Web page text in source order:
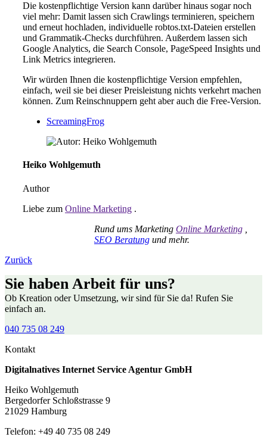
Die kostenpflichtige Version kann darüber hinaus sogar noch
viel mehr: Damit lassen sich Crawlings terminieren, speichern
und erneut hochladen, individuelle robtos.txt-Dateien erstellen
und Grammatik-Checks durchführen. Außerdem lassen sich
Google Analytics, die Search Console, PageSpeed Insights und
Link Metrics integrieren.
Wir würden Ihnen die kostenpflichtige Version empfehlen,
einfach, weil sie bei dieser Preisleistung nichts verkehrt machen
können. Zum Reinschnuppern geht aber auch die Free-Version.
ScreamingFrog
Heiko Wohlgemuth
Author
Liebe zum Online Marketing .
Rund ums Marketing Online Marketing
SEO Beratung und mehr.
Zurück
Sie haben Arbeit für uns?
Ob Kreation oder Umsetzung, wir sind für Sie da! Rufen Sie
einfach an.
040 735 08 249
Kontakt
Digitalnatives Internet Service Agentur GmbH
Heiko Wohlgemuth
Bergedorfer Schloßstrasse 9
21029 Hamburg
Telefon: +49 40 735 08 249